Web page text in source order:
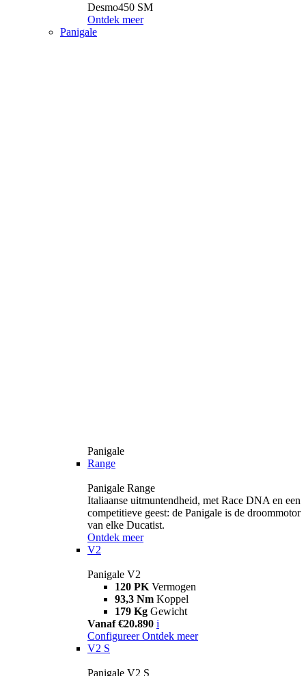
Desmo450 SM
Ontdek meer
Panigale
Panigale
Range
Panigale Range
Italiaanse uitmuntendheid, met Race DNA en een
competitieve geest: de Panigale is de droommotor
van elke Ducatist.
Ontdek meer
V2
Panigale V2
120 PK Vermogen
93,3 Nm Koppel
179 Kg Gewicht
Vanaf €20.890 i
Configureer Ontdek meer
V2 S
Panigale V2 S